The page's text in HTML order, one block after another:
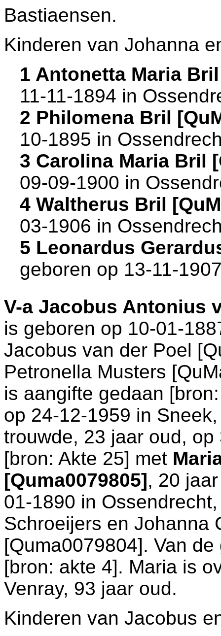
Bastiaensen.
Kinderen van Johanna
1 Antonetta Maria
11-11-1894 in
2 Philomena Bril
10-1895 in
3 Carolina Maria Bril
09-09-1900 in
4 Waltherus Bril
03-1906 in
5 Leonardus
geboren op 13-11-
V-a Jacobus Antonius
is geboren op 10-01-
Jacobus van der Poel
Petronella Musters
is aangifte gedaan [
op 24-12-1959 in Sneek
trouwde, 23 jaar oud,
[bron: Akte 25] met
[Quma0079805], 20
01-1890 in Ossendrecht
Schroeijers en Johanna
[Quma0079804]. Van
[bron: akte 4]. Maria is
Venray, 93 jaar oud.
Kinderen van Jacobus